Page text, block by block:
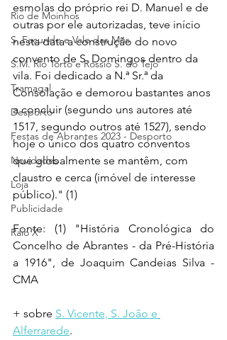
Rio de Moinhos
S. Facundo e Vale das Mós
S.M. Rio Torto e Rossio S. do Tejo
Tramagal
Desporto
Festas de Abrantes 2023 - Desporto
Novidades
Loja
Publicidade
Raio X
esmolas do próprio rei D. Manuel e de
outras por ele autorizadas, teve início
nesta data a construção do novo
convento de S. Domingos dentro da
vila. Foi dedicado a N.ª Sr.ª da
Consolação e demorou bastantes anos
a concluir (segundo uns autores até
1517, segundo outros até 1527), sendo
hoje o único dos quatro conventos
que globalmente se mantêm, com
claustro e cerca (imóvel de interesse
público)." (1)
Fonte: (1) "História Cronológica do
Concelho de Abrantes - da Pré-História
a 1916", de Joaquim Candeias Silva -
CMA
+ sobre S. Vicente, S. João e
Alferrarede.